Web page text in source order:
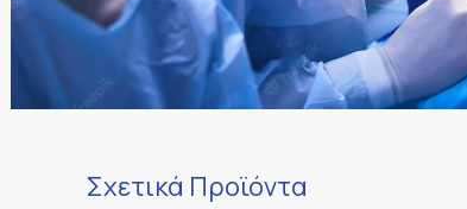
Σχετικά Προϊόντα